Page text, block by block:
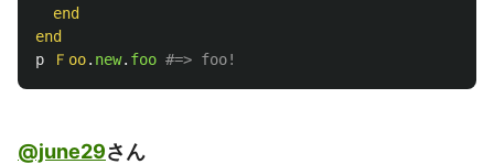
end
end
p
Ｆoo. new. foo #=> foo!
@june29さん